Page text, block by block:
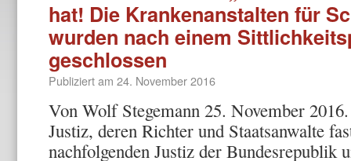
hat! Die Krankenanstalten für
wurden nach einem
geschlossen
Publiziert am 24. November 2016
Von Wolf Stegemann 25. November
Justiz, deren Richter und Staatsanwalte
nachfolgenden Justiz der Bundesrepublik